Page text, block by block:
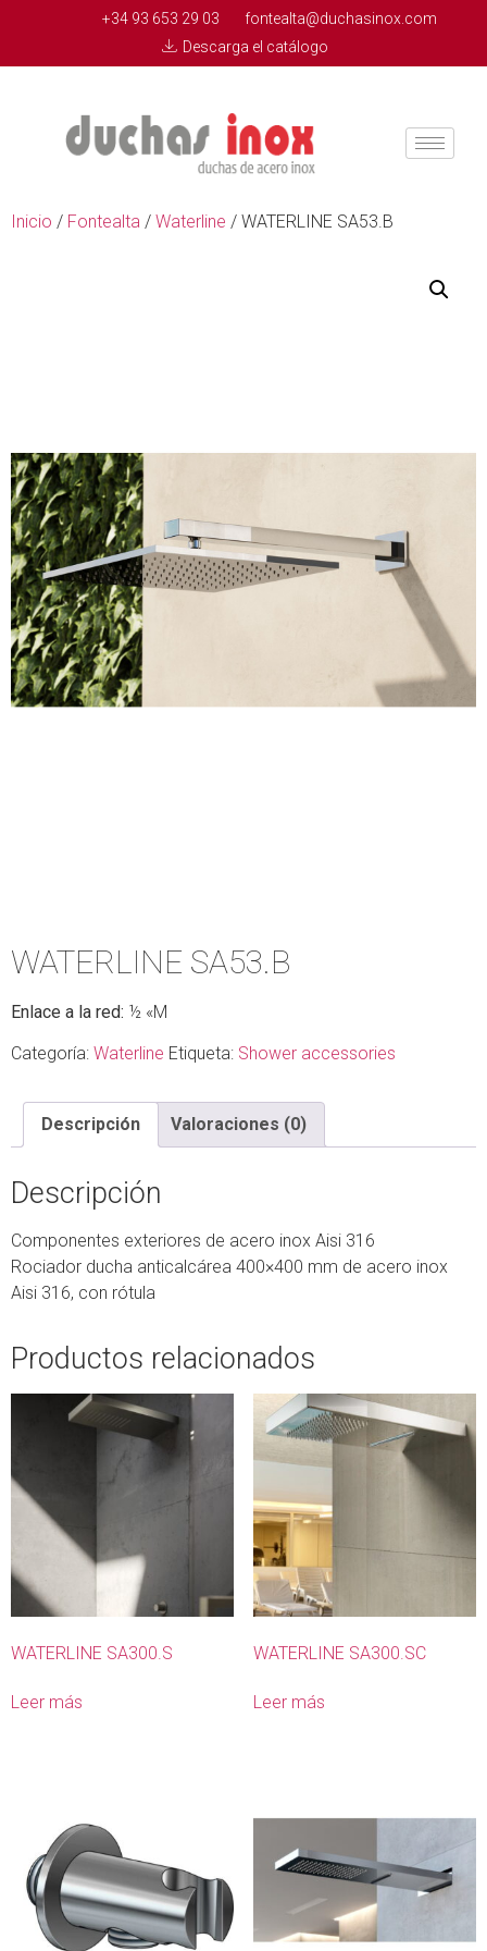
+34 93 653 29 03
fontealta@duchasinox.com
Descarga el catálogo
Inicio / Fontealta / Waterline / WATERLINE SA53.B
WATERLINE SA53.B
Enlace a la red: ½ «M
Categoría: Waterline Etiqueta: Shower accessories
Descripción Valoraciones (0)
Descripción
Componentes exteriores de acero inox Aisi 316
Rociador ducha anticalcárea 400×400 mm de acero inox
Aisi 316, con rótula
Productos relacionados
WATERLINE SA300.S
Leer más
WATERLINE SA300.SC
Leer más